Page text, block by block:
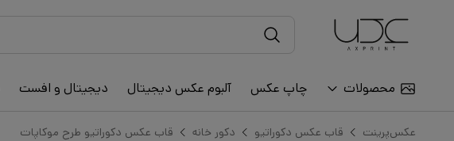
محصولات چاپ عکس آلبوم عکس دیجیتال دیجیتال و افست
عکس‌پرینت قاب عکس دکوراتیو دکور خانه قاب عکس دکوراتیو طرح موکاپات